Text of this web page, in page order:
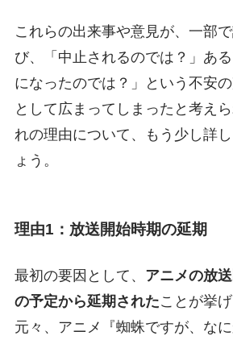
これらの出来事や意見が、一部
び、「中止されるのでは？」あ
になったのでは？」という不安
として広まってしまったと考え
れの理由について、もう少し詳
ょう。
理由1：放送開始時期の延期
最初の要因として、 アニメの放
の予定から延期されたことが挙
元々、アニメ『蜘蛛ですが、な